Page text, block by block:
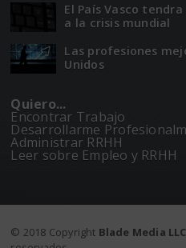
El Paí­­s Vasco
a la crisis mundial
Las profesiones
Unidos
Quiero...
Encontrar Trabajo
Desarrollarme
Administrar RRHH
Leer sobre Empleo y RRHH
© 2018 Copyright Blade Media LLC